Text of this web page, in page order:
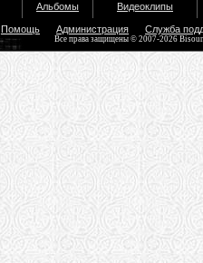
Альбомы Видеоклипы
Помощь Администрация Служба
Все права защищены © 2007-2026